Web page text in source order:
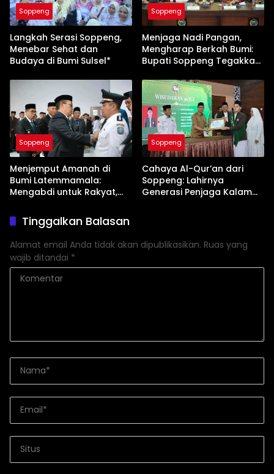
Soppeng
Langkah Serasi Soppeng,
Menebar Sehat dan
Budaya di Bumi Sulsel*
Soppeng
Menjaga Nadi Pangan,
Mengharap Berkah Bumi:
Bupati Soppeng Tegakkan
Soppeng
Menjemput Amanah di
Bumi Latemmamala:
Mengabdi untuk Rakyat,
Tuhan
Soppeng
Cahaya Al-Qur’an dari
Soppeng: Lahirnya
Generasi Penjaga Kalam
Tinggalkan Balasan
Alamat email Anda tidak akan dipublikasikan. Ruas yang
wajib ditandai *